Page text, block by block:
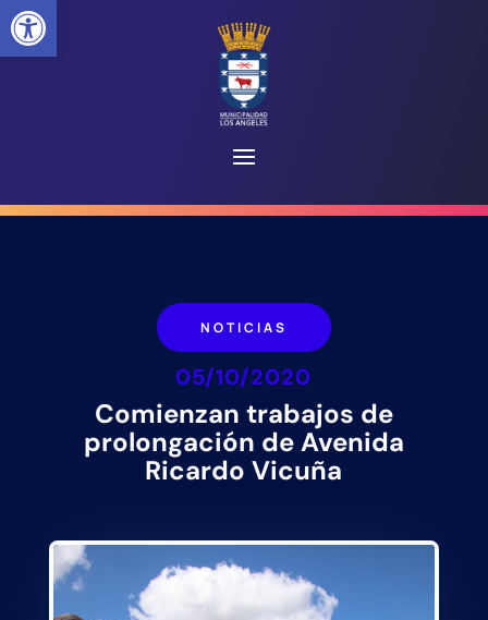
NOTICIAS
05/10/2020
Comienzan trabajos de
prolongación de Avenida
Ricardo Vicuña